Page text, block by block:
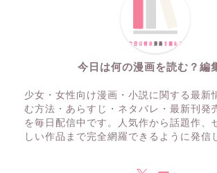
今日は何の漫画を読む？編
少女・女性向け漫画・小説に関する最新
む方法・あらすじ・ネタバレ・最新刊発
を毎日配信中です。人気作から話題作、
しい作品まで完全網羅できるように発信